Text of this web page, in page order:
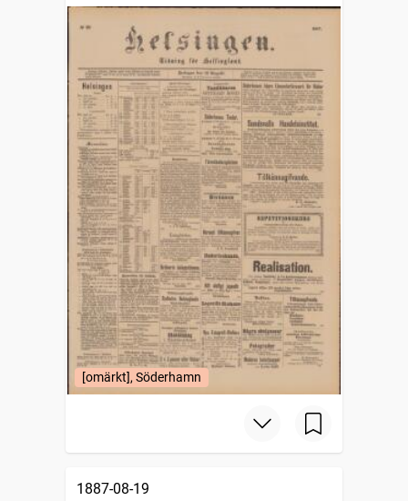
[omärkt], Söderhamn
1887-08-19